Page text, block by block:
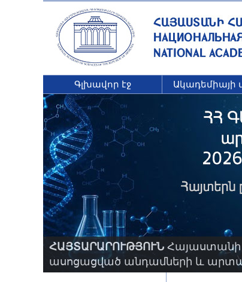
Գլխավոր էջ Ակադեմիայի
ՀԱՅՏԱՐԱՐՈՒԹՅՈՒՆ Հայաստանի
ասոցացված անդամների և